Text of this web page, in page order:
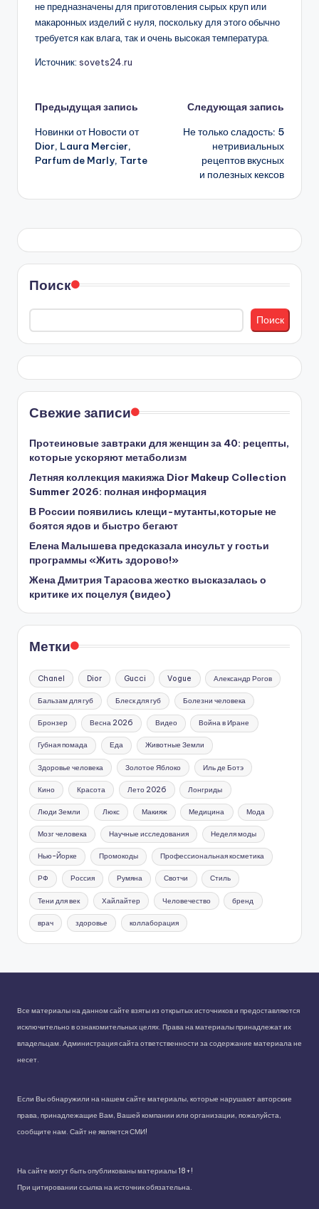
не предназначены для приготовления сырых круп или
макаронных изделий с нуля, поскольку для этого обычно
требуется как влага, так и очень высокая температура.
Источник: sovets24.ru
Навигация
записи
Предыдущая запись
Новинки от Новости от
Dior, Laura Mercier,
Parfum de Marly, Tarte
Следующая запись
Не только сладость: 5
нетривиальных
рецептов вкусных
и полезных кексов
Поиск
Поиск
Свежие записи
Протеиновые завтраки для женщин за 40: рецепты,
которые ускоряют метаболизм
Летняя коллекция макияжа Dior Makeup Collection
Summer 2026: полная информация
В России появились клещи-мутанты,которые не
боятся ядов и быстро бегают
Елена Малышева предсказала инсульт у гостьи
программы «Жить здорово!»
Жена Дмитрия Тарасова жестко высказалась о
критике их поцелуя (видео)
Метки
Chanel Dior Gucci Vogue Александр Рогов
Бальзам для губ Блеск для губ Болезни человека
Бронзер Весна 2026 Видео Война в Иране
Губная помада Еда Животные Земли
Здоровье человека Золотое Яблоко Иль де Ботэ
Кино Красота Лето 2026 Лонгриды
Люди Земли Люкс Макияж Медицина Мода
Мозг человека Научные исследования Неделя моды
Нью-Йорке Промокоды Профессиональная косметика
РФ Россия Румяна Свотчи Стиль
Тени для век Хайлайтер Человечество бренд
врач здоровье коллаборация
Все материалы на данном сайте взяты из открытых источников и предоставляются
исключительно в ознакомительных целях. Права на материалы принадлежат их
владельцам. Администрация сайта ответственности за содержание материала не
несет.
Если Вы обнаружили на нашем сайте материалы, которые нарушают авторские
права, принадлежащие Вам, Вашей компании или организации, пожалуйста,
сообщите нам. Сайт не является СМИ!
На сайте могут быть опубликованы материалы 18+!
При цитировании ссылка на источник обязательна.